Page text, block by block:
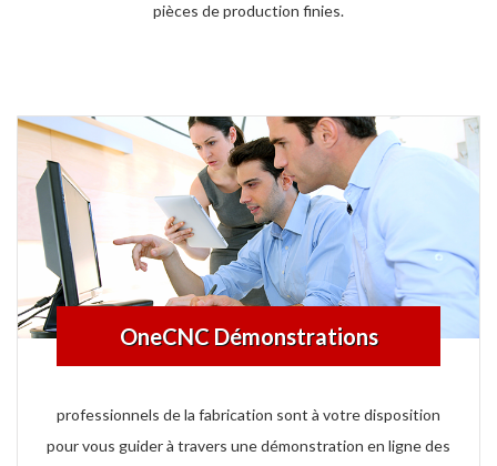
pièces de production finies.
OneCNC Démonstrations
professionnels de la fabrication sont à votre disposition
pour vous guider à travers une démonstration en ligne des